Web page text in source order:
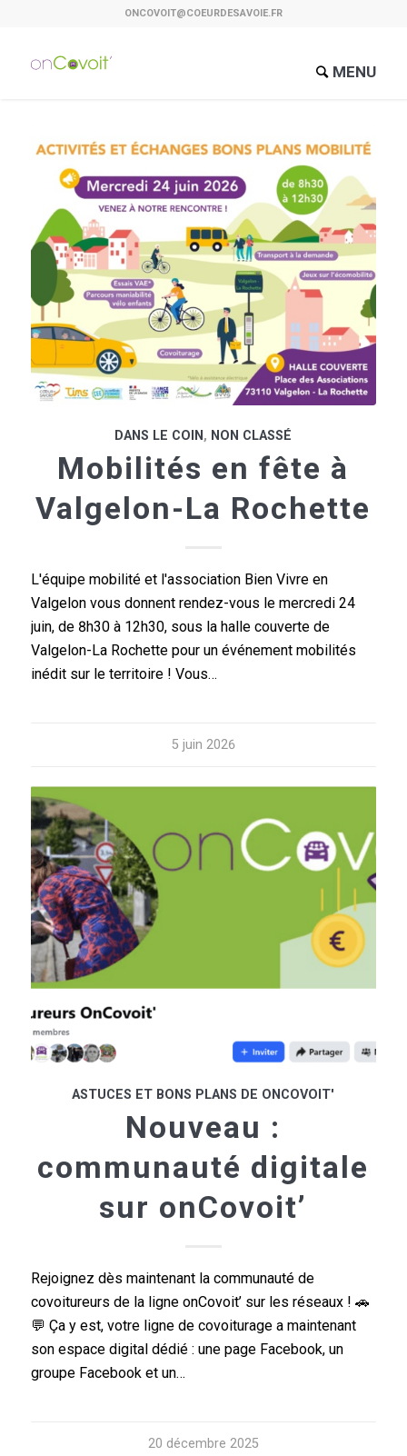
ONCOVOIT@COEURDESAVOIE.FR
MENU
DANS LE COIN , NON CLASSÉ
Mobilités en fête à
Valgelon-La Rochette
L'équipe mobilité et l'association Bien Vivre en
Valgelon vous donnent rendez-vous le mercredi 24
juin, de 8h30 à 12h30, sous la halle couverte de
Valgelon-La Rochette pour un événement mobilités
inédit sur le territoire ! Vous…
5 juin 2026
ASTUCES ET BONS PLANS DE ONCOVOIT'
Nouveau :
communauté digitale
sur onCovoit’
Rejoignez dès maintenant la communauté de
covoitureurs de la ligne onCovoit’ sur les réseaux ! 🚗
💬 Ça y est, votre ligne de covoiturage a maintenant
son espace digital dédié : une page Facebook, un
groupe Facebook et un…
20 décembre 2025